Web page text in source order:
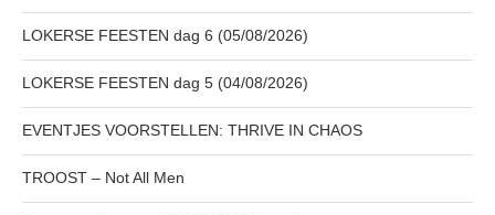
LOKERSE FEESTEN dag 6 (05/08/2026)
LOKERSE FEESTEN dag 5 (04/08/2026)
EVENTJES VOORSTELLEN: THRIVE IN CHAOS
TROOST – Not All Men